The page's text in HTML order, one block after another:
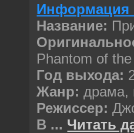
Название:
Phantom of
Год выхода:
Жанр: драма,
Режиссер:
В ... Читать